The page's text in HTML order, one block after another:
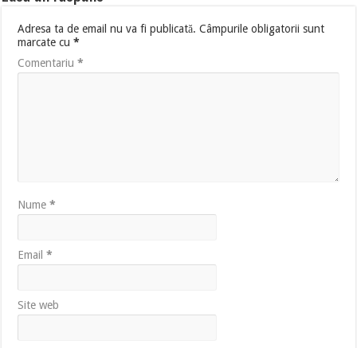
Adresa ta de email nu va fi publicată. Câmpurile obligatorii sunt
marcate cu*
Comentariu*
Nume*
Email*
Site web